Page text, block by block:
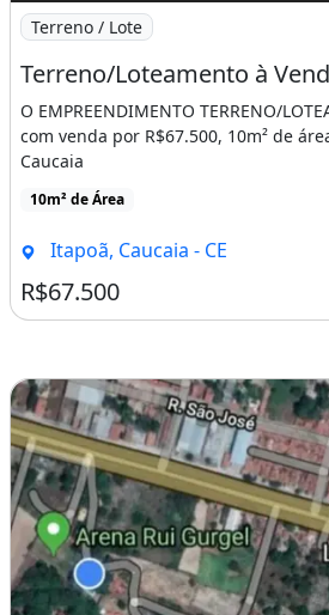
Imagem: Terreno/Loteamento à
Terreno / Lote
Terreno/Loteamento à
O EMPREENDIMENTO TERRENO/
com venda por R$67.500, 10m² de
Caucaia
10m² de Área
Itapoã, Caucaia - CE
R$67.500